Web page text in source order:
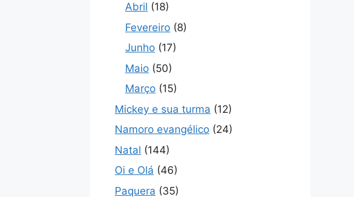
Abril (18)
Fevereiro (8)
Junho (17)
Maio (50)
Março (15)
Mickey e sua turma (12)
Namoro evangélico (24)
Natal (144)
Oi e Olá (46)
Paquera (35)